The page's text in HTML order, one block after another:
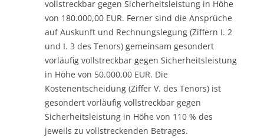
vollstreckbar gegen Sicherheitsleistung in Höhe
von 180.000,00 EUR. Ferner sind die Ansprüche
auf Auskunft und Rechnungslegung (Ziffern I. 2
und I. 3 des Tenors) gemeinsam gesondert
vorläufig vollstreckbar gegen Sicherheitsleistung
in Höhe von 50.000,00 EUR. Die
Kostenentscheidung (Ziffer V. des Tenors) ist
gesondert vorläufig vollstreckbar gegen
Sicherheitsleistung in Höhe von 110 % des
jeweils zu vollstreckenden Betrages.